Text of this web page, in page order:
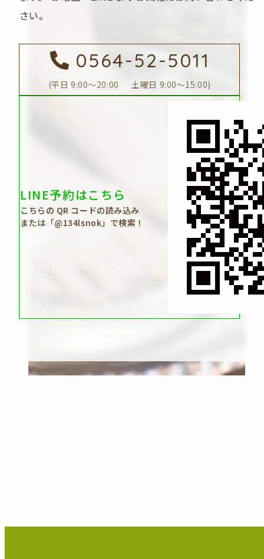
さい。
0564-52-5011
平日 9:00～20:00 土曜日 9:00～15:00
LINE予約はこちら
こちらの QR コードの読み込み
または「@134lsnok」で検索！